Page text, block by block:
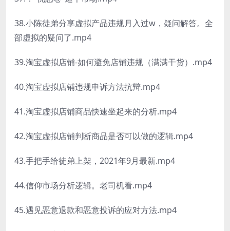
38.小陈徒弟分享虚拟产品违规月入过w，疑问解答。全
部虚拟的疑问了.mp4
39.淘宝虚拟店铺-如何避免店铺违规（满满干货）.mp4
40.淘宝虚拟店铺违规申诉方法抗辩.mp4
41.淘宝虚拟店铺商品快速坐起来的分析.mp4
42.淘宝虚拟店铺判断商品是否可以做的逻辑.mp4
43.手把手给徒弟上架，2021年9月最新.mp4
44.信仰市场分析逻辑。老司机看.mp4
45.遇见恶意退款和恶意投诉的应对方法.mp4